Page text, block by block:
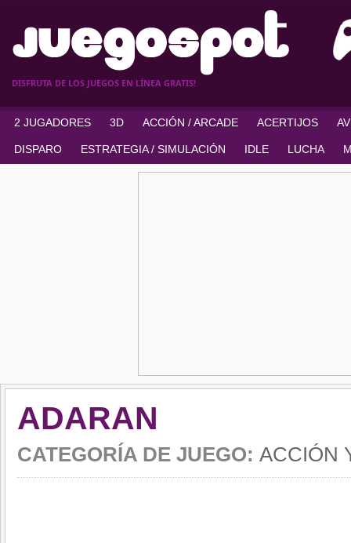
DISFRUTA DE LOS JUEGOS EN LÍNEA GRATIS!
2 JUGADORES 3D ACCIÓN / ARCADE ACERTIJOS
DISPARO ESTRATEGIA / SIMULACIÓN IDLE LUCHA
ADARAN
CATEGORÍA DE JUEGO: ACCIÓN